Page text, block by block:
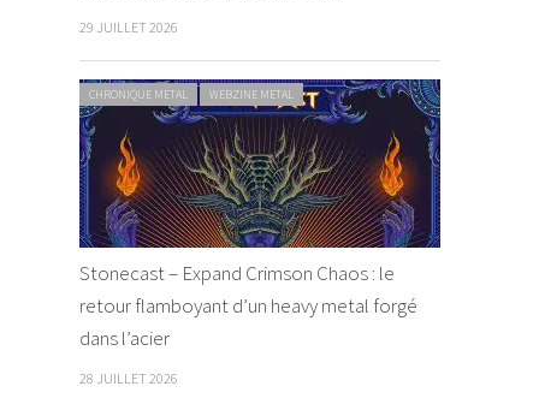
29 JUILLET 2026
CHRONIQUE METAL WEBZINE METAL
Stonecast – Expand Crimson Chaos : le
retour flamboyant d’un heavy metal forgé
dans l’acier
28 JUILLET 2026